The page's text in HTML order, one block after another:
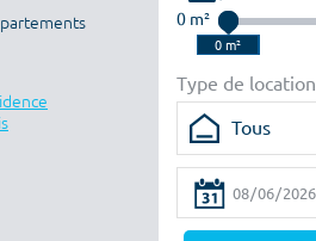
0 m²
Type de location
Tous